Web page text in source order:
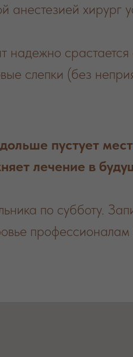
анестезией хирург
надежно срастается
слепки (без
пустует
лечение в
по субботу.